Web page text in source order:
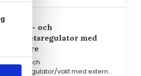
och
med
givare
och
vakt med extern